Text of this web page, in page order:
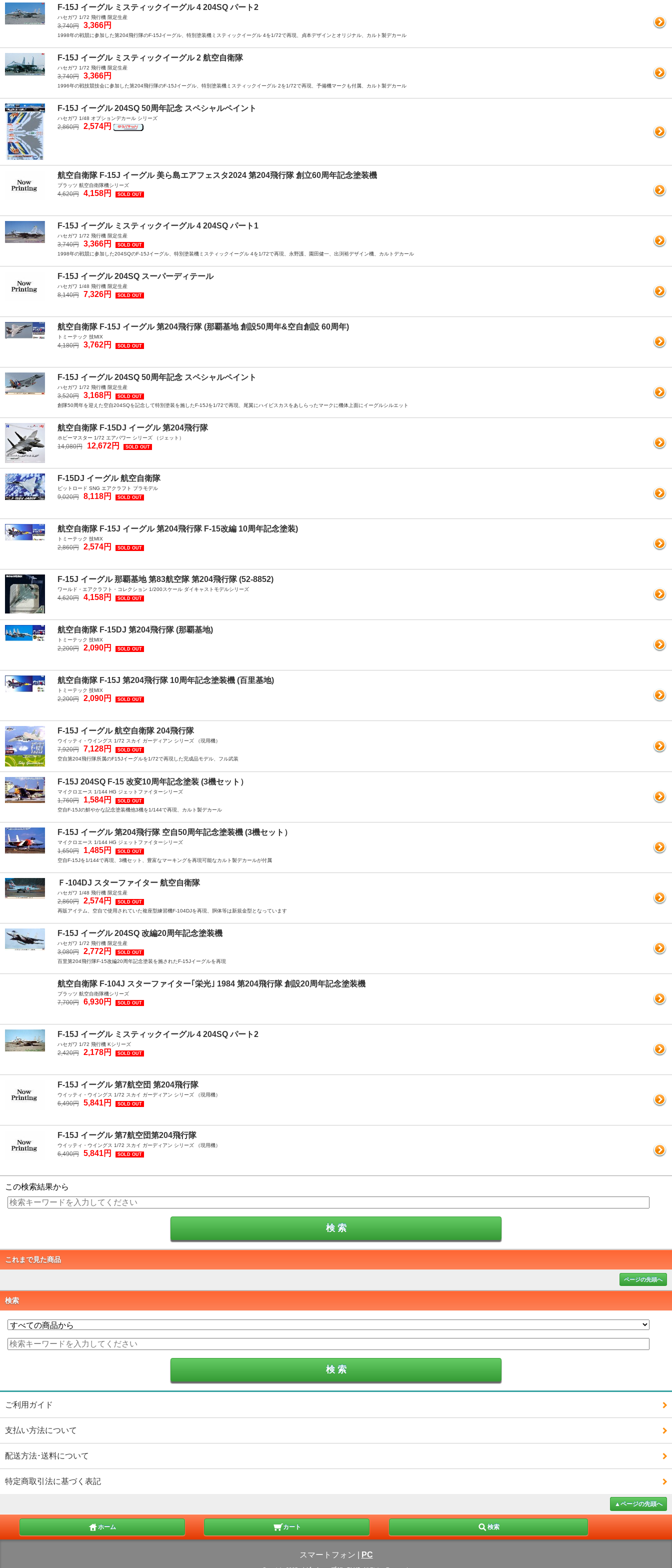
F-15J イーグル ミスティックイーグル 4 204SQ パート2
ハセガワ 1/72 飛行機 限定生産
3,740円 3,366円
1998年の戦競に参加した第204飛行隊のF-15Jイーグル、特別塗装機ミスティックイーグル 4を1/72で再現、貞本デザインとオリジナル、カルト製デカール
F-15J イーグル ミスティックイーグル 2 航空自衛隊
ハセガワ 1/72 飛行機 限定生産
3,740円 3,366円
1996年の戦技競技会に参加した第204飛行隊のF-15Jイーグル、特別塗装機ミスティックイーグル 2を1/72で再現、予備機マークも付属、カルト製デカール
F-15J イーグル 204SQ 50周年記念 スペシャルペイント
ハセガワ 1/48 オプションデカール シリーズ
2,860円 2,574円
航空自衛隊 F-15J イーグル 美ら島エアフェスタ2024 第204飛行隊 創立60周年記念塗装機
プラッツ 航空自衛隊機シリーズ
4,620円 4,158円 SOLD OUT
F-15J イーグル ミスティックイーグル 4 204SQ パート1
ハセガワ 1/72 飛行機 限定生産
3,740円 3,366円 SOLD OUT
1998年の戦競に参加した204SQのF-15Jイーグル、特別塗装機ミスティックイーグル 4を1/72で再現、永野護、園田健一、出渕裕デザイン機、カルトデカール
F-15J イーグル 204SQ スーパーディテール
ハセガワ 1/48 飛行機 限定生産
8,140円 7,326円 SOLD OUT
航空自衛隊 F-15J イーグル 第204飛行隊 (那覇基地 創設50周年&空自創設 60周年)
トミーテック 技MIX
4,180円 3,762円 SOLD OUT
F-15J イーグル 204SQ 50周年記念 スペシャルペイント
ハセガワ 1/72 飛行機 限定生産
3,520円 3,168円 SOLD OUT
創隊50周年を迎えた空自204SQを記念して特別塗装を施したF-15Jを1/72で再現、尾翼にハイビスカスをあしらったマークに機体上面にイーグルシルエット
航空自衛隊 F-15DJ イーグル 第204飛行隊
ホビーマスター 1/72 エアパワー シリーズ （ジェット）
14,080円 12,672円 SOLD OUT
F-15DJ イーグル 航空自衛隊
ピットロード SNG エアクラフト プラモデル
9,020円 8,118円 SOLD OUT
航空自衛隊 F-15J イーグル 第204飛行隊 F-15改編 10周年記念塗装)
トミーテック 技MIX
2,860円 2,574円 SOLD OUT
F-15J イーグル 那覇基地 第83航空隊 第204飛行隊 (52-8852)
ワールド・エアクラフト・コレクション 1/200スケール ダイキャストモデルシリーズ
4,620円 4,158円 SOLD OUT
航空自衛隊 F-15DJ 第204飛行隊 (那覇基地)
トミーテック 技MIX
2,200円 2,090円 SOLD OUT
航空自衛隊 F-15J 第204飛行隊 10周年記念塗装機 (百里基地)
トミーテック 技MIX
2,200円 2,090円 SOLD OUT
F-15J イーグル 航空自衛隊 204飛行隊
ウイッティ・ウイングス 1/72 スカイ ガーディアン シリーズ （現用機）
7,920円 7,128円 SOLD OUT
空自第204飛行隊所属のF15Jイーグルを1/72で再現した完成品モデル、フル武装
F-15J 204SQ F-15 改変10周年記念塗装 (3機セット）
マイクロエース 1/144 HG ジェットファイターシリーズ
1,760円 1,584円 SOLD OUT
空自F-15Jの鮮やかな記念塗装機他3機を1/144で再現、カルト製デカール
F-15J イーグル 第204飛行隊 空自50周年記念塗装機 (3機セット）
マイクロエース 1/144 HG ジェットファイターシリーズ
1,650円 1,485円 SOLD OUT
空自F-15Jを1/144で再現、3機セット、豊富なマーキングを再現可能なカルト製デカールが付属
Ｆ-104DJ スターファイター 航空自衛隊
ハセガワ 1/48 飛行機 限定生産
2,860円 2,574円 SOLD OUT
再販アイテム、空自で使用されていた複座型練習機F-104DJを再現、胴体等は新規金型となっています
F-15J イーグル 204SQ 改編20周年記念塗装機
ハセガワ 1/72 飛行機 限定生産
3,080円 2,772円 SOLD OUT
百里第204飛行隊F-15改編20周年記念塗装を施されたF-15Jイーグルを再現
航空自衛隊 F-104J スターファイター｢栄光｣ 1984 第204飛行隊 創設20周年記念塗装機
プラッツ 航空自衛隊機シリーズ
7,700円 6,930円 SOLD OUT
F-15J イーグル ミスティックイーグル 4 204SQ パート2
ハセガワ 1/72 飛行機 Kシリーズ
2,420円 2,178円 SOLD OUT
F-15J イーグル 第7航空団 第204飛行隊
ウイッティ・ウイングス 1/72 スカイ ガーディアン シリーズ （現用機）
6,490円 5,841円 SOLD OUT
F-15J イーグル 第7航空団第204飛行隊
ウイッティ・ウイングス 1/72 スカイ ガーディアン シリーズ （現用機）
6,490円 5,841円 SOLD OUT
この検索結果から
これまで見た商品
ページの先頭へ
検索
ご利用ガイド
支払い方法について
配送方法･送料について
特定商取引法に基づく表記
▲ページの先頭へ
ホーム カート 検索
スマートフォン PC